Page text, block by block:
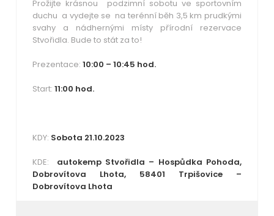
Prožijte krásnou podzimní sobotu ve sportovním
duchu a vydejte se na terénní běh 3,5 km prudkými
svahy a nádhernými místy přírodní rezervace
Stvořidla. Bude to stát za to!
Prezentace: 10:00 – 10:45 hod.
Start: 11:00 hod.
KDY: Sobota 21.10.2023
KDE: autokemp Stvořidla – Hospůdka Pohoda,
Dobrovítova Lhota, 58401 Trpišovice –
Dobrovítova Lhota